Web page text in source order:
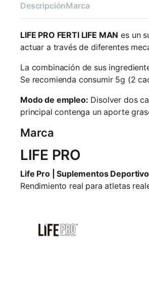
DescripciónMarca
LIFE PRO FERTI LIFE MAN es un
actuar a través de diferentes
La combinación de sus
Se recomienda consumir 5g (2
Modo de empleo: Disolver dos
principal contenga un aporte
Marca
LIFE PRO
Life Pro | Suplementos
Rendimiento real para atletas